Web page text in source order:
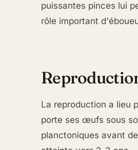
puissantes pinces lui
rôle important
La reproduction a lieu
porte ses œufs sous
planctoniques avant